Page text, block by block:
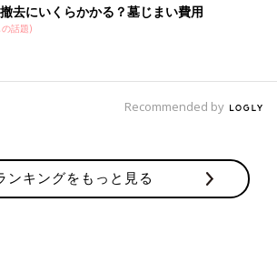
去にいくらかかる？墓じまい費用
の話題)
Recommended by
ンキングをもっと見る